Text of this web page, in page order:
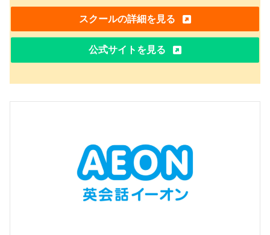
スクールの詳細を見る
公式サイトを見る